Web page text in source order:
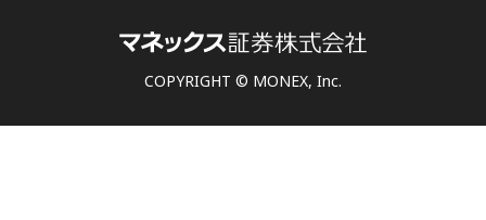
COPYRIGHT © MONEX, Inc.